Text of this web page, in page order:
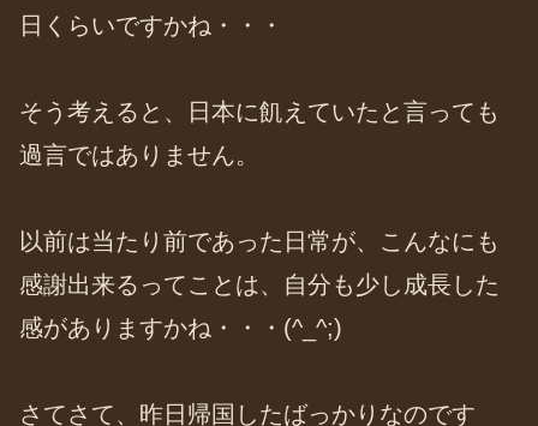
日くらいですかね・・・
そう考えると、日本に飢えていたと言っても
過言ではありません。
以前は当たり前であった日常が、こんなにも
感謝出来るってことは、自分も少し成長した
感がありますかね・・・(^_^;)
さてさて、昨日帰国したばっかりなのです